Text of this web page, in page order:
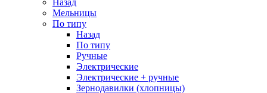
Назад
Мельницы
По типу
Назад
По типу
Ручные
Электрические
Электрические + ручные
Зернодавилки (хлопницы)